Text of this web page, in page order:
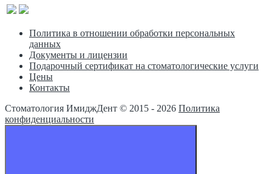
Политика в отношении обработки персональных
данных
Документы и лицензии
Подарочный сертификат на стоматологические услуги
Цены
Контакты
Стоматология ИмиджДент © 2015 - 2026 Политика
конфиденциальности